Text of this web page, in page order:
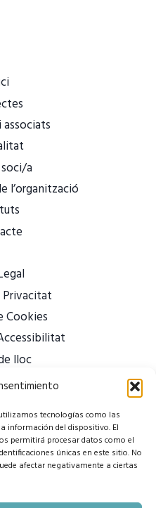
tecnologías como las
información del dispositivo. El
permitirá procesar datos como el
únicas en este sitio. No
afectar negativamente a ciertas
a
l’organització
Cookies
lloc